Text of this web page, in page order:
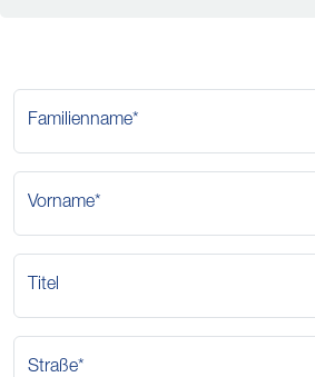
Familienname*
Vorname*
Titel
Straße*